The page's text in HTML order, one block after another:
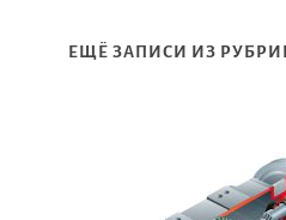
ЕЩЁ ЗАПИСИ ИЗ